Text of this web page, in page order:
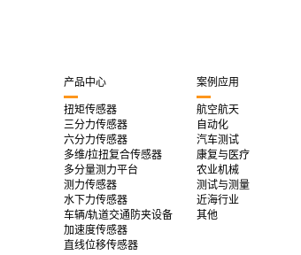
产品中心
扭矩传感器
三分力传感器
六分力传感器
多维/拉扭复合传感器
多分量测力平台
测力传感器
水下力传感器
车辆/轨道交通防夹设备
加速度传感器
直线位移传感器
案例应用
航空航天
自动化
汽车测试
康复与医疗
农业机械
测试与测量
近海行业
其他